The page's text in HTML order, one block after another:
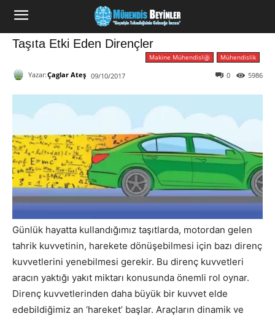
Taşıta Etki Eden Dirençler
Makine Mühendisliği Mühendislik
Yazar:Çaglar Ateş 09/10/2017 5986
0
Günlük hayatta kullandığımız taşıtlarda, motordan gelen
tahrik kuvvetinin, harekete dönüşebilmesi için bazı direnç
kuvvetlerini yenebilmesi gerekir. Bu direnç kuvvetleri
aracın yaktığı yakıt miktarı konusunda önemli rol oynar.
Direnç kuvvetlerinden daha büyük bir kuvvet elde
edebildiğimiz an ‘hareket’ başlar. Araçların dinamik ve